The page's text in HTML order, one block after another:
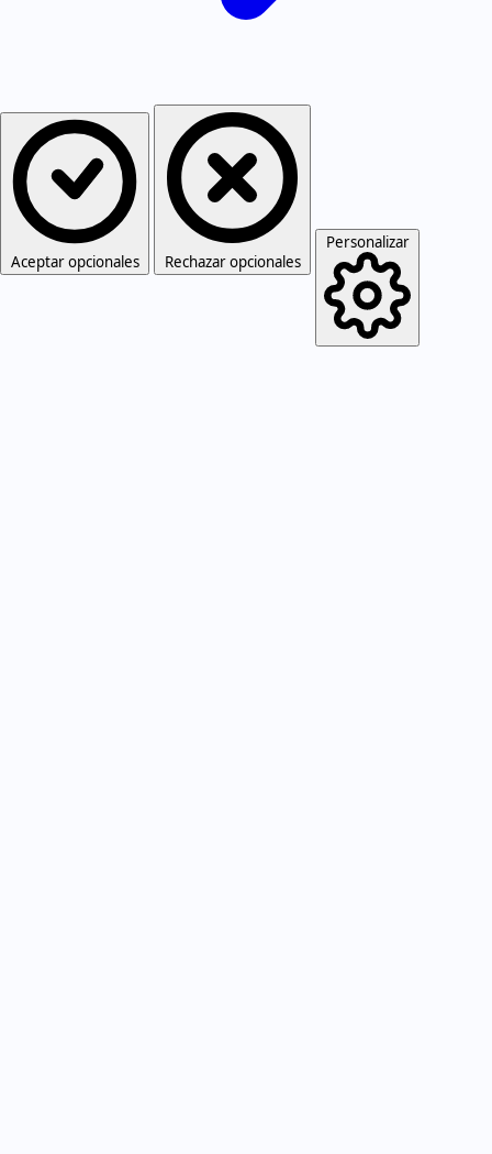
Aceptar opcionales Rechazar opcionales
Personalizar